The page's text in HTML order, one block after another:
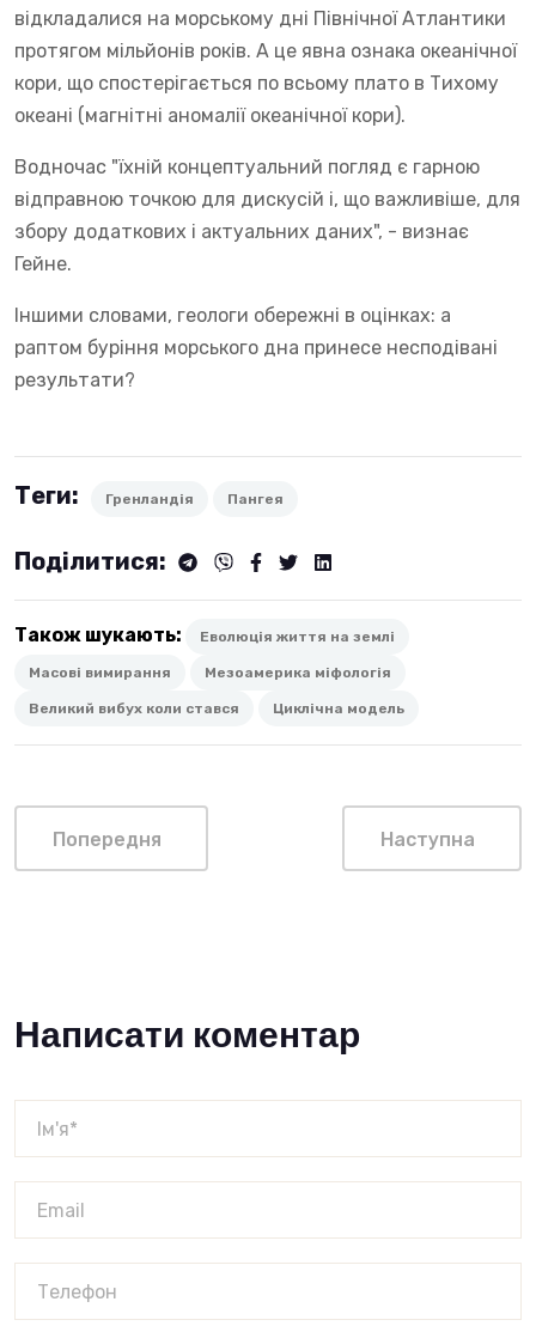
відкладалися на морському дні Північної Атлантики
протягом мільйонів років. А це явна ознака океанічної
кори, що спостерігається по всьому плато в Тихому
океані (магнітні аномалії океанічної кори).
Водночас "їхній концептуальний погляд є гарною
відправною точкою для дискусій і, що важливіше, для
збору додаткових і актуальних даних", - визнає
Гейне.
Іншими словами, геологи обережні в оцінках: а
раптом буріння морського дна принесе несподівані
результати?
Теги: Гренландія Пангея
Поділитися:
Також шукають: Еволюція життя на землі
Масові вимирання Мезоамерика міфологія
Великий вибух коли стався Циклічна модель
Попередня Наступна
Написати коментар